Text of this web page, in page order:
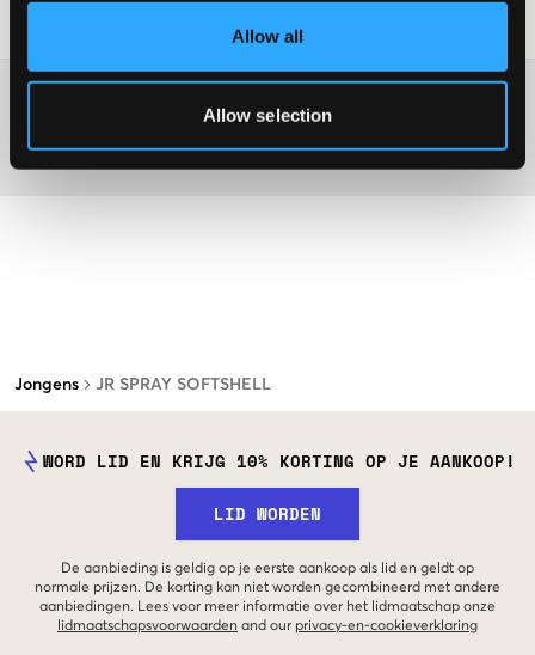
Allow all
Allow selection
Jongens JR SPRAY SOFTSHELL
WORD LID EN KRIJG 10% KORTING OP JE AANKOOP!
LID WORDEN
De aanbieding is geldig op je eerste aankoop als lid en geldt op
normale prijzen. De korting kan niet worden gecombineerd met andere
aanbiedingen. Lees voor meer informatie over het lidmaatschap onze
lidmaatschapsvoorwaarden and our privacy-en-cookieverklaring